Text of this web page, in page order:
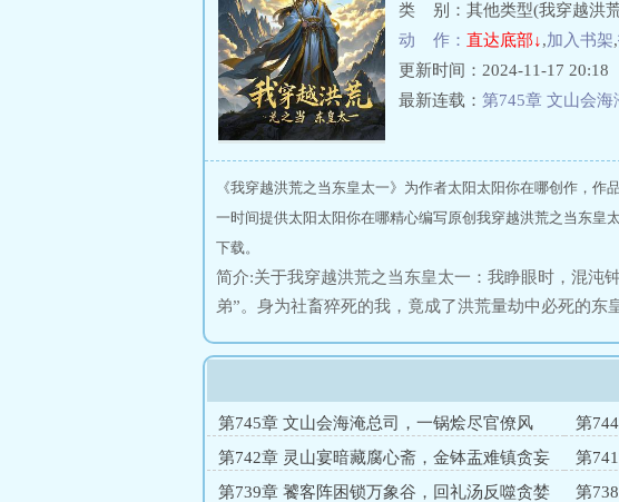
类 别：其他类型(我穿越洪
动 作： 直达底部↓,加入书架,
更新时间：2024-11-17 20:18
最新连载： 第745章 文山会
《我穿越洪荒之当东皇太一》为作者太阳太阳你在哪创作，
一时间提供太阳太阳你在哪精心编写原创我穿越洪荒之当东皇
下载。
简介:关于我穿越洪荒之当东皇太一：我睁眼时，混沌
弟”。身为社畜猝死的我，竟成了洪荒量劫中必死的东
第745章 文山会海淹总司，一锅烩尽官僚风 第
第742章 灵山宴暗藏腐心斋，金钵盂难镇贪妄
僧
第
第739章 饕客阵困锁万象谷，回礼汤反噬贪婪
第